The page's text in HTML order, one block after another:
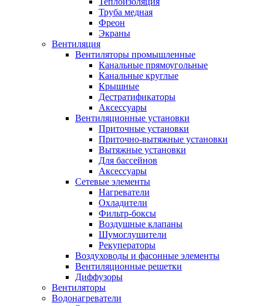
Труба медная
Фреон
Экраны
Вентиляция
Вентиляторы промышленные
Канальные прямоугольные
Канальные круглые
Крышные
Дестратификаторы
Аксессуары
Вентиляционные установки
Приточные установки
Приточно-вытяжные установки
Вытяжные установки
Для бассейнов
Аксессуары
Сетевые элементы
Нагреватели
Охладители
Фильтр-боксы
Воздушные клапаны
Шумоглушители
Рекуператоры
Воздуховоды и фасонные элементы
Вентиляционные решетки
Диффузоры
Вентиляторы
Водонагреватели